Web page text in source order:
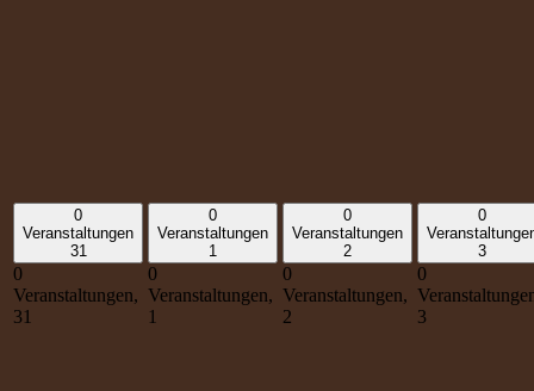
0
Veranstaltungen
31
0
Veranstaltungen,
31
0
Veranstaltungen
1
0
Veranstaltungen,
1
0
Veranstaltungen
2
0
Veranstaltungen,
2
0
3
0
3